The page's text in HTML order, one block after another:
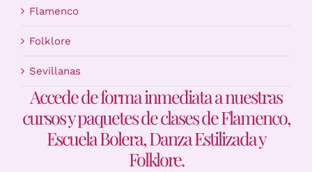
Flamenco
Folklore
Sevillanas
Accede de forma inmediata a nuestras
cursos y paquetes de clases de Flamenco,
Escuela Bolera, Danza Estilizada y
Folklore.